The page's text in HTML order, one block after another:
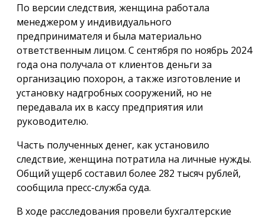
По версии следствия, женщина работала
менеджером у индивидуального
предпринимателя и была материально
ответственным лицом. С сентября по ноябрь 2024
года она получала от клиентов деньги за
организацию похорон, а также изготовление и
установку надгробных сооружений, но не
передавала их в кассу предприятия или
руководителю.
Часть полученных денег, как установило
следствие, женщина потратила на личные нужды.
Общий ущерб составил более 282 тысяч рублей,
сообщила пресс-служба суда.
В ходе расследования провели бухгалтерские